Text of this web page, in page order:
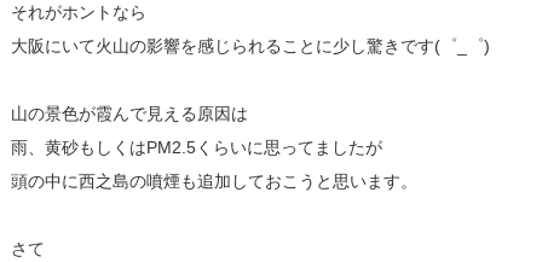
それがホントなら
大阪にいて火山の影響を感じられることに少し驚きです(゜_゜)
山の景色が霞んで見える原因は
雨、黄砂もしくはPM2.5くらいに思ってましたが
頭の中に西之島の噴煙も追加しておこうと思います。
さて